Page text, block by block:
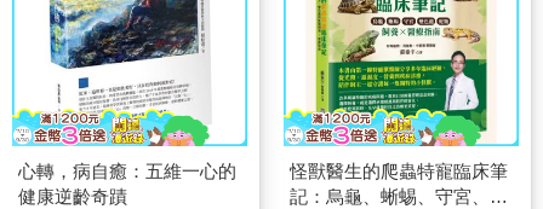
心轉，病自癒：五維一心的
健康逆齡奇蹟
怪獸醫生的爬蟲特寵臨床筆
記：烏龜、蜥蜴、守宮、變